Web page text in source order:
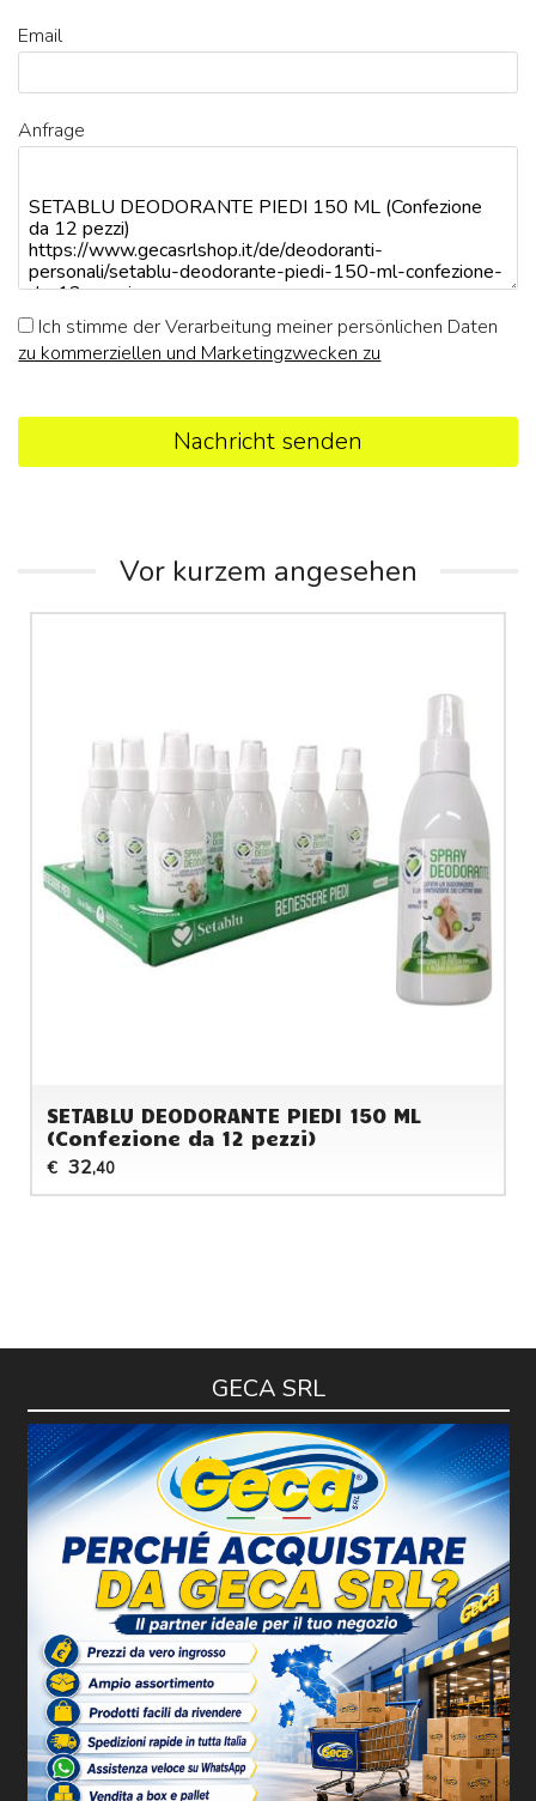
Email
Anfrage
Ich stimme der Verarbeitung meiner persönlichen Daten
zu kommerziellen und Marketingzwecken zu
Nachricht senden
Vor kurzem angesehen
SETABLU DEODORANTE PIEDI 150 ML
(Confezione da 12 pezzi)
€ 32,40
GECA SRL